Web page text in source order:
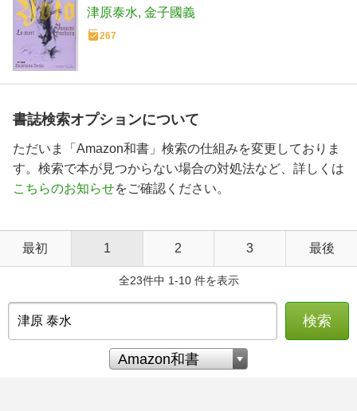
津原泰水 金子國義
267
書誌検索オプションについて
ただいま「Amazon和書」検索の仕組みを変更しておりま
す。検索で本が見つからない場合の対処法など、詳しくは
こちらのお知らせをご確認ください。
最初 1 2 3 最後
全23件中 1-10 件を表示
検索